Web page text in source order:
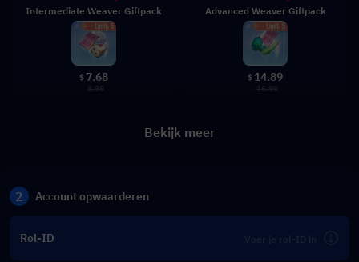
Intermediate Weaver Giftpack
$ 7.68
8.99
Advanced Weaver Giftpack
$ 14.89
16.99
Bekijk meer
2 Account opwaarderen
Rol-ID